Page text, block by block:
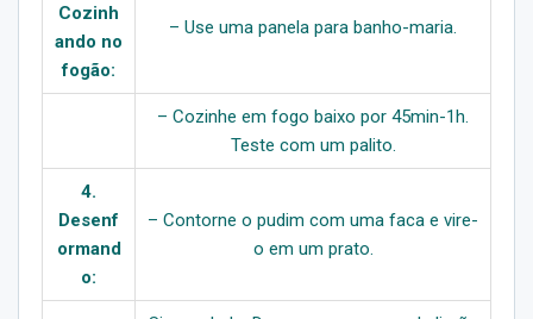
Cozinh
ando no
fogão:
– Use uma panela para banho-maria.
– Cozinhe em fogo baixo por 45min-1h.
Teste com um palito.
4.
Desenf
ormand
o:
– Contorne o pudim com uma faca e vire-
o em um prato.